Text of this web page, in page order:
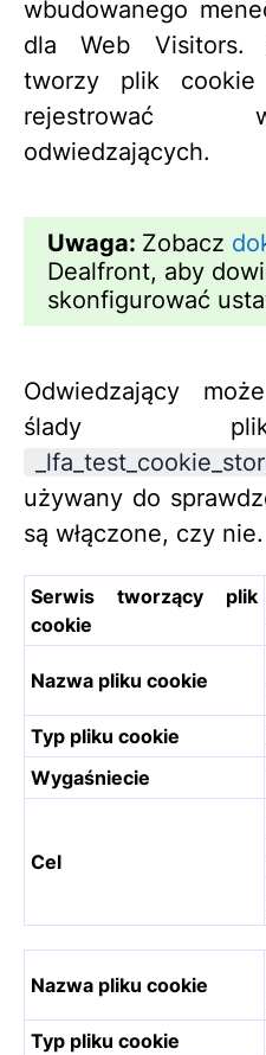
wbudowanego
dla Web Visitors.
tworzy plik cookie
rejestrować
odwiedzających.
Uwaga: Zobacz
Dealfront, aby
skonfigurować
Odwiedzający
ślady
używany do
są włączone, czy nie.
Serwis tworzący plik
cookie
Nazwa pliku cookie
Typ pliku cookie
Wygaśniecie
Cel
Nazwa pliku cookie
Typ pliku cookie